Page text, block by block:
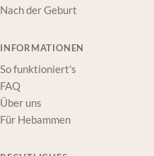
Nach der Geburt
INFORMATIONEN
So funktioniert's
FAQ
Über uns
Für Hebammen